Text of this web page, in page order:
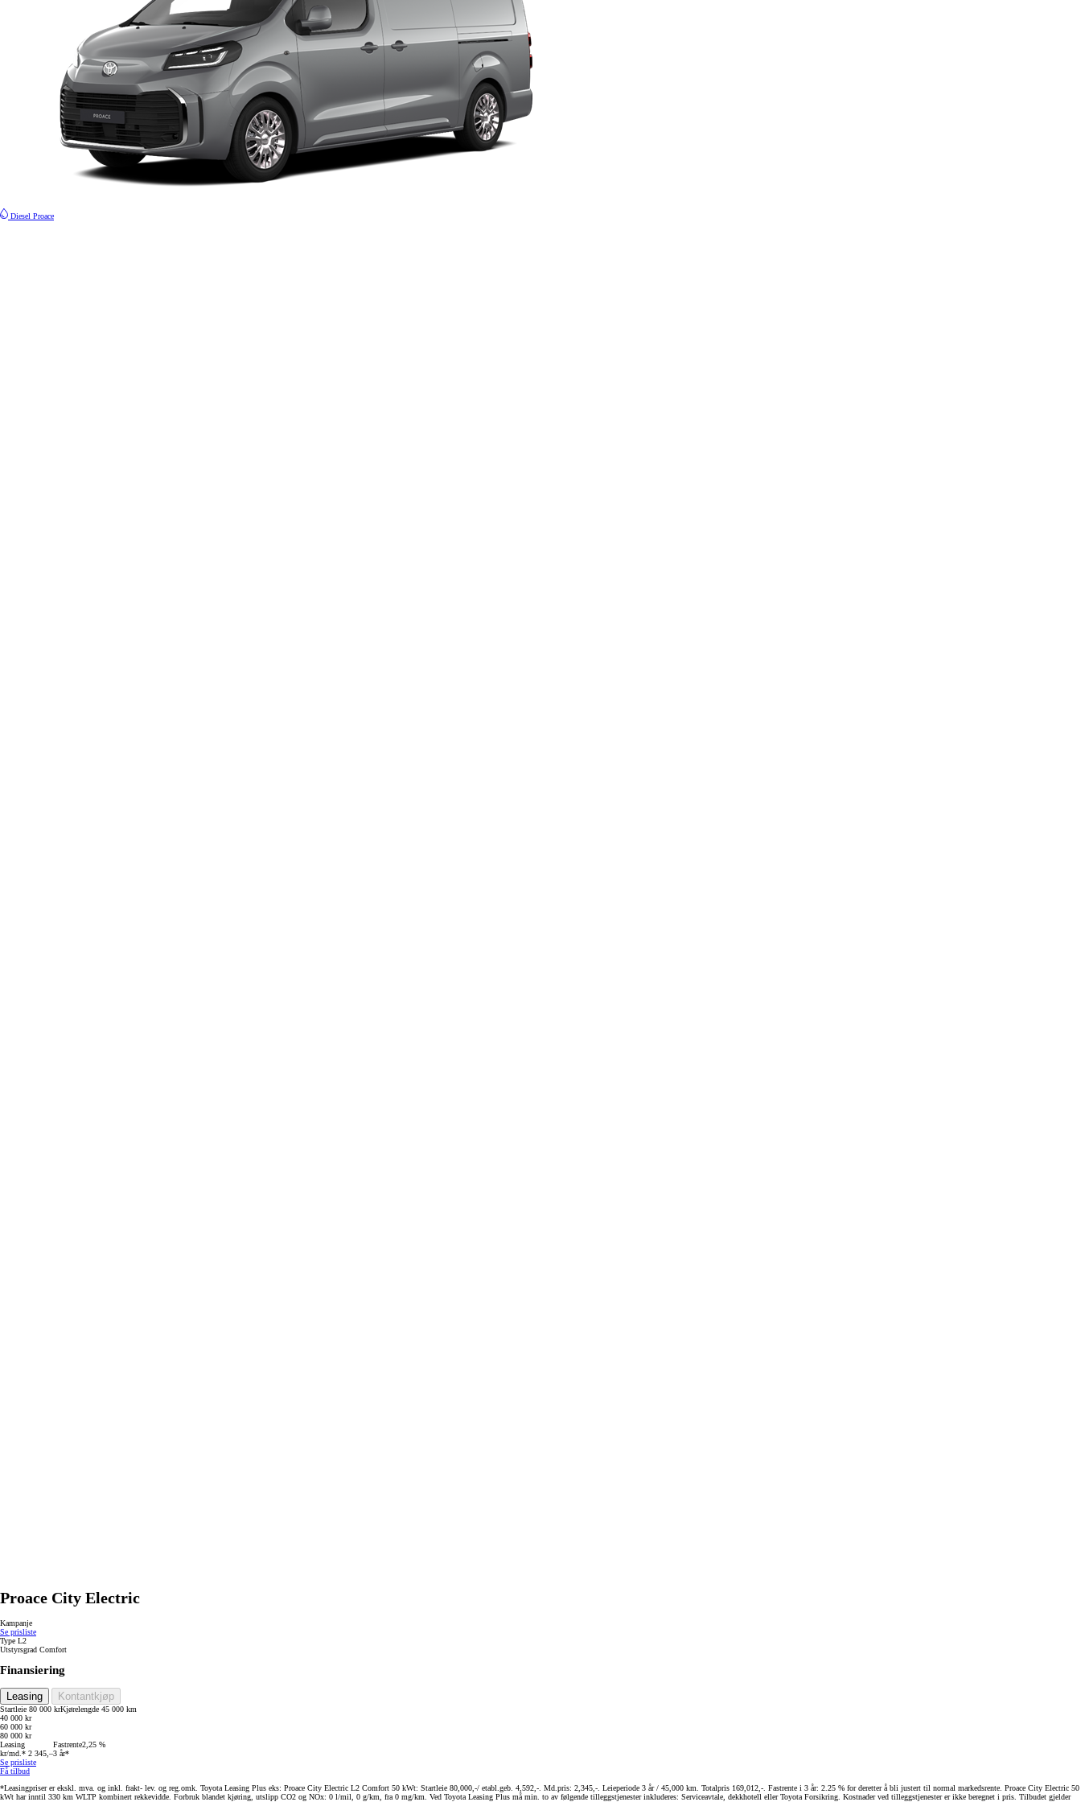
Fra kr 667 300 inkl. MVA
Diesel Proace
Proace City Electric
Kampanje
Se prisliste
Type L2
Utstyrsgrad Comfort
Finansiering
Leasing Kontantkjøp
Startleie 80 000 kr
40 000 kr
60 000 kr
80 000 kr
Kjørelengde 45 000 km
Leasing
kr/md.* 2 345,–
Fastrente
3 år*
2,25 %
Se prisliste
Få tilbud
*Leasingpriser er ekskl. mva. og inkl. frakt- lev. og reg.omk. Toyota Leasing Plus eks: Proace City Electric L2 Comfort 50 kWt: Startleie 80,000,-/ etabl.geb. 4,592,-. Md.pris: 2,345,-. Leieperiode 3 år / 45,000 km. Totalpris 169,012,-. Fastrente i 3 år: 2.25 % for deretter å bli justert til normal markedsrente. Proace City Electric 50
kWt har inntil 330 km WLTP kombinert rekkevidde. Forbruk blandet kjøring, utslipp CO2 og NOx: 0 l/mil, 0 g/km, fra 0 mg/km. Ved Toyota Leasing Plus må min. to av følgende tilleggstjenester inkluderes: Serviceavtale, dekkhotell eller Toyota Forsikring. Kostnader ved tilleggstjenester er ikke beregnet i pris. Tilbudet gjelder